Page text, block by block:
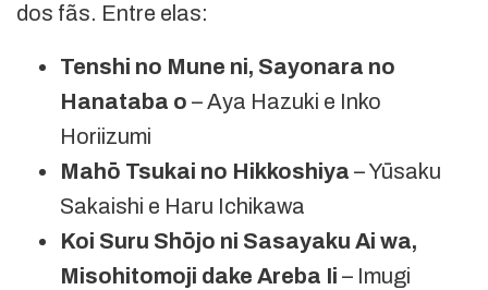
dos fãs. Entre elas:
Tenshi no Mune ni, Sayonara no
Hanataba o – Aya Hazuki e Inko
Horiizumi
Mahō Tsukai no Hikkoshiya – Yūsaku
Sakaishi e Haru Ichikawa
Koi Suru Shōjo ni Sasayaku Ai wa,
Misohitomoji dake Areba Ii – Imugi